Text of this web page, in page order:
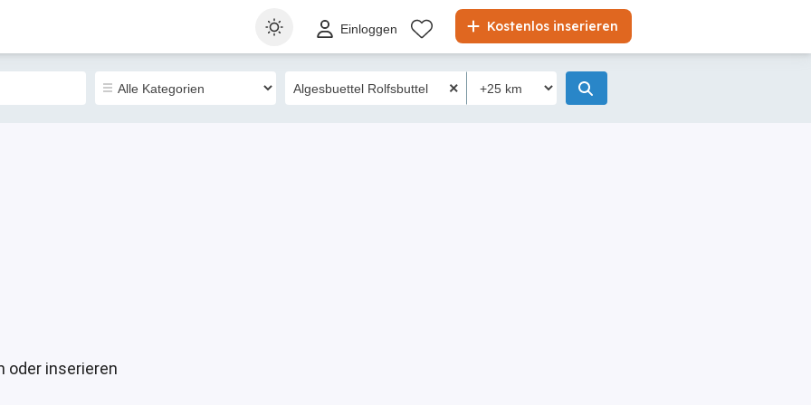
Kostenlos inserieren
Einloggen
oder inserieren